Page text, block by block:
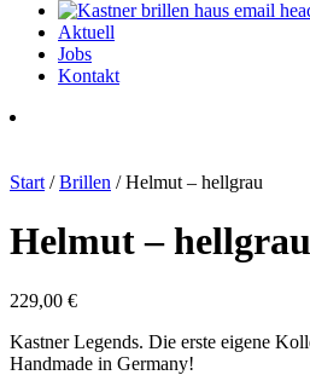
Aktuell
Jobs
Kontakt
Start /Brillen / Helmut – hellgrau
Helmut – hellgrau
229,00 €
Kastner Legends. Die erste eigene
Handmade in Germany!